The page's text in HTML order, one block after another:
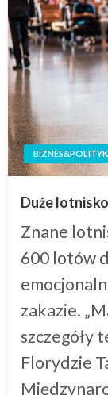
Duże
Znane
600 lotów
zakazie.
szczegóły
Florydzie